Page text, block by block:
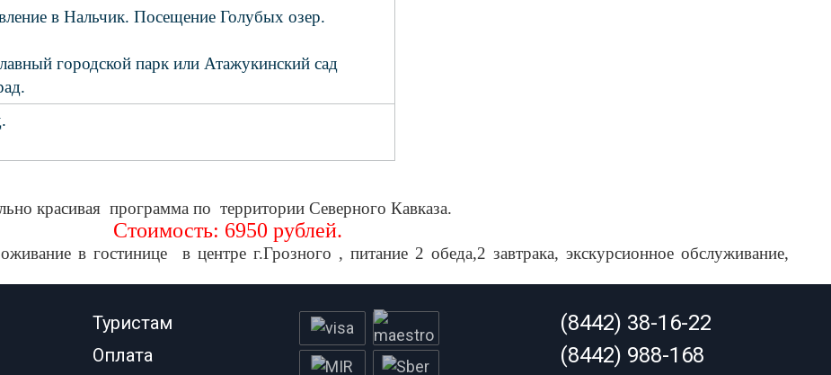
в Нальчик. Посещение Голубых озер.
городской парк или Атажукинский сад
красивая программа по территории Северного Кавказа.
Стоимость: 6950 рублей.
в гостинице в центре г.Грозного , питание 2 обеда,2 завтрака, экскурсионное обслуживание,
Туристам
Оплата
(8442) 38-16-22
(8442) 988-168